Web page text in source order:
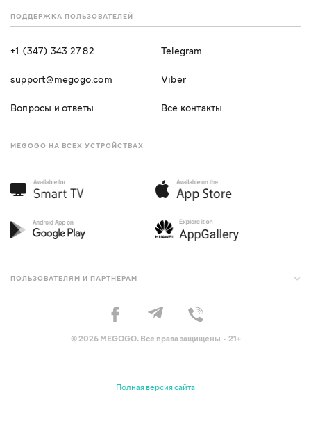
ПОДДЕРЖКА ПОЛЬЗОВАТЕЛЕЙ
+1 (347) 343 27 82
support@megogo.com
Вопросы и ответы
Telegram
Viber
Все контакты
MEGOGO НА ВСЕХ УСТРОЙСТВАХ
ПОЛЬЗОВАТЕЛЯМ И ПАРТНЁРАМ
© 2026 MEGOGO. Все права защищены · 21+
Полная версия сайта